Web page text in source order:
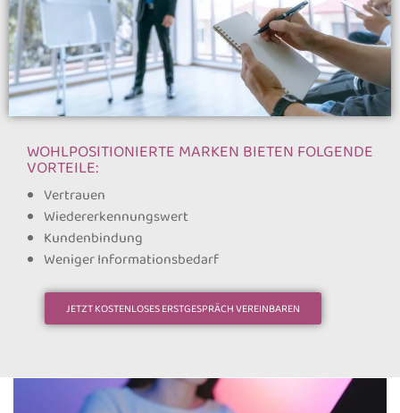
WOHLPOSITIONIERTE MARKEN BIETEN FOLGENDE
VORTEILE:
Vertrauen
Wiedererkennungswert
Kundenbindung
Weniger Informationsbedarf
JETZT KOSTENLOSES ERSTGESPRÄCH VEREINBAREN